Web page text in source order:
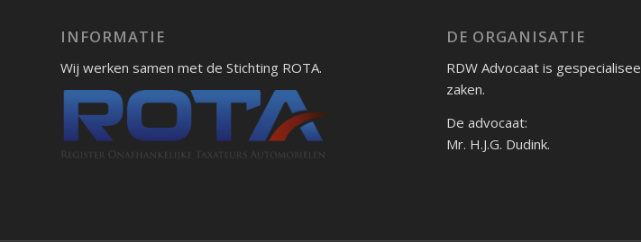
INFORMATIE
Wij werken samen met de Stichting ROTA.
DE ORGANISATIE
RDW Advocaat is
zaken.
De advocaat:
Mr. H.J.G. Dudink.